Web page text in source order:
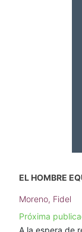
EL HOMBRE
Moreno, Fidel
Próxima